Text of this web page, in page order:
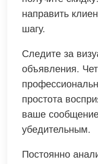
направить
шагу.
Следите за
объявления.
простота
ваше
убедительным.
Постоянно